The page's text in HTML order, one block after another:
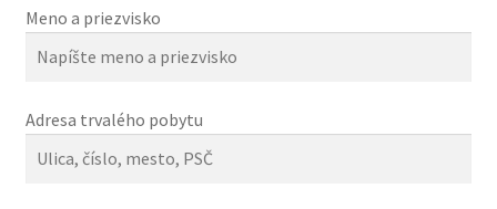
Všeobecné
obchodné
podmienky
Wishlist
Meno a priezvisko
Adresa trvalého pobytu